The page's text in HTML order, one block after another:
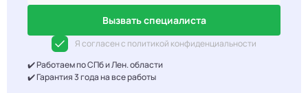
Вызвать специалиста
Я согласен с политикой конфиденциальности
✔️ Работаем по СПб и Лен. области
✔️ Гарантия 3 года на все работы